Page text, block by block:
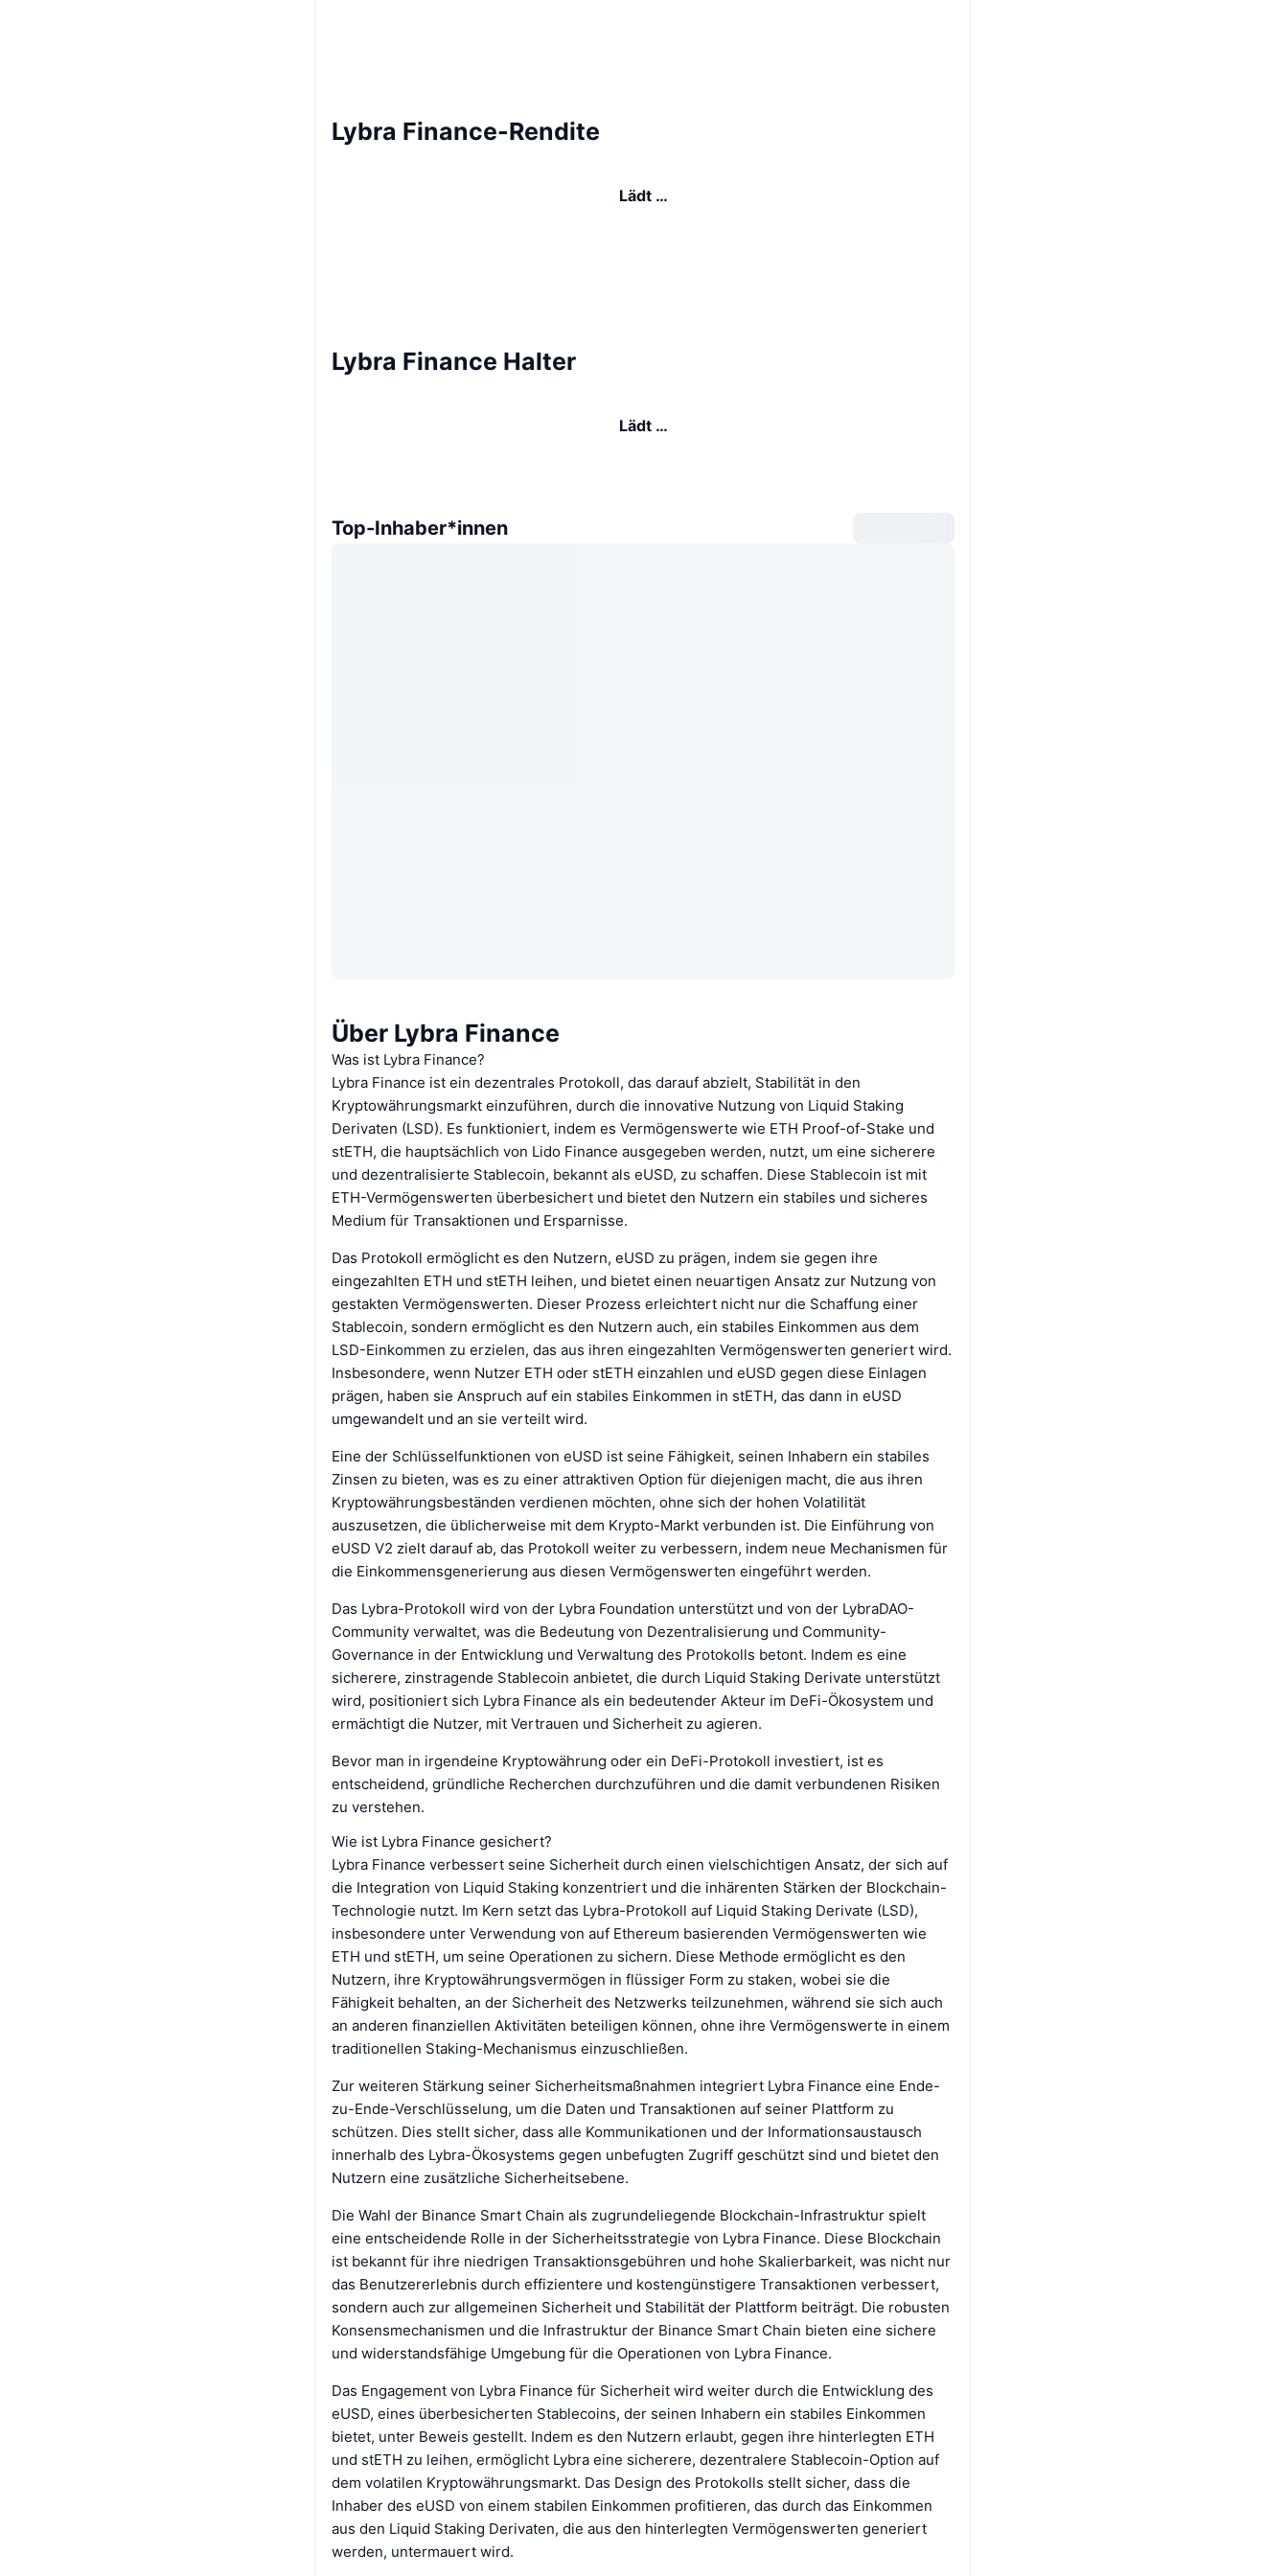
Lybra Finance-Rendite
Lädt …
Lybra Finance Halter
Lädt …
Top-Inhaber*innen
Über Lybra Finance
Was ist Lybra Finance?
Lybra Finance ist ein dezentrales Protokoll, das darauf abzielt, Stabilität in den
Kryptowährungsmarkt einzuführen, durch die innovative Nutzung von Liquid Staking
Derivaten (LSD). Es funktioniert, indem es Vermögenswerte wie ETH Proof-of-Stake und
stETH, die hauptsächlich von Lido Finance ausgegeben werden, nutzt, um eine sicherere
und dezentralisierte Stablecoin, bekannt als eUSD, zu schaffen. Diese Stablecoin ist mit
ETH-Vermögenswerten überbesichert und bietet den Nutzern ein stabiles und sicheres
Medium für Transaktionen und Ersparnisse.
Das Protokoll ermöglicht es den Nutzern, eUSD zu prägen, indem sie gegen ihre
eingezahlten ETH und stETH leihen, und bietet einen neuartigen Ansatz zur Nutzung von
gestakten Vermögenswerten. Dieser Prozess erleichtert nicht nur die Schaffung einer
Stablecoin, sondern ermöglicht es den Nutzern auch, ein stabiles Einkommen aus dem
LSD-Einkommen zu erzielen, das aus ihren eingezahlten Vermögenswerten generiert wird.
Insbesondere, wenn Nutzer ETH oder stETH einzahlen und eUSD gegen diese Einlagen
prägen, haben sie Anspruch auf ein stabiles Einkommen in stETH, das dann in eUSD
umgewandelt und an sie verteilt wird.
Eine der Schlüsselfunktionen von eUSD ist seine Fähigkeit, seinen Inhabern ein stabiles
Zinsen zu bieten, was es zu einer attraktiven Option für diejenigen macht, die aus ihren
Kryptowährungsbeständen verdienen möchten, ohne sich der hohen Volatilität
auszusetzen, die üblicherweise mit dem Krypto-Markt verbunden ist. Die Einführung von
eUSD V2 zielt darauf ab, das Protokoll weiter zu verbessern, indem neue Mechanismen für
die Einkommensgenerierung aus diesen Vermögenswerten eingeführt werden.
Das Lybra-Protokoll wird von der Lybra Foundation unterstützt und von der LybraDAO-
Community verwaltet, was die Bedeutung von Dezentralisierung und Community-
Governance in der Entwicklung und Verwaltung des Protokolls betont. Indem es eine
sicherere, zinstragende Stablecoin anbietet, die durch Liquid Staking Derivate unterstützt
wird, positioniert sich Lybra Finance als ein bedeutender Akteur im DeFi-Ökosystem und
ermächtigt die Nutzer, mit Vertrauen und Sicherheit zu agieren.
Bevor man in irgendeine Kryptowährung oder ein DeFi-Protokoll investiert, ist es
entscheidend, gründliche Recherchen durchzuführen und die damit verbundenen Risiken
zu verstehen.
Wie ist Lybra Finance gesichert?
Lybra Finance verbessert seine Sicherheit durch einen vielschichtigen Ansatz, der sich auf
die Integration von Liquid Staking konzentriert und die inhärenten Stärken der Blockchain-
Technologie nutzt. Im Kern setzt das Lybra-Protokoll auf Liquid Staking Derivate (LSD),
insbesondere unter Verwendung von auf Ethereum basierenden Vermögenswerten wie
ETH und stETH, um seine Operationen zu sichern. Diese Methode ermöglicht es den
Nutzern, ihre Kryptowährungsvermögen in flüssiger Form zu staken, wobei sie die
Fähigkeit behalten, an der Sicherheit des Netzwerks teilzunehmen, während sie sich auch
an anderen finanziellen Aktivitäten beteiligen können, ohne ihre Vermögenswerte in einem
traditionellen Staking-Mechanismus einzuschließen.
Zur weiteren Stärkung seiner Sicherheitsmaßnahmen integriert Lybra Finance eine Ende-
zu-Ende-Verschlüsselung, um die Daten und Transaktionen auf seiner Plattform zu
schützen. Dies stellt sicher, dass alle Kommunikationen und der Informationsaustausch
innerhalb des Lybra-Ökosystems gegen unbefugten Zugriff geschützt sind und bietet den
Nutzern eine zusätzliche Sicherheitsebene.
Die Wahl der Binance Smart Chain als zugrundeliegende Blockchain-Infrastruktur spielt
eine entscheidende Rolle in der Sicherheitsstrategie von Lybra Finance. Diese Blockchain
ist bekannt für ihre niedrigen Transaktionsgebühren und hohe Skalierbarkeit, was nicht nur
das Benutzererlebnis durch effizientere und kostengünstigere Transaktionen verbessert,
sondern auch zur allgemeinen Sicherheit und Stabilität der Plattform beiträgt. Die robusten
Konsensmechanismen und die Infrastruktur der Binance Smart Chain bieten eine sichere
und widerstandsfähige Umgebung für die Operationen von Lybra Finance.
Das Engagement von Lybra Finance für Sicherheit wird weiter durch die Entwicklung des
eUSD, eines überbesicherten Stablecoins, der seinen Inhabern ein stabiles Einkommen
bietet, unter Beweis gestellt. Indem es den Nutzern erlaubt, gegen ihre hinterlegten ETH
und stETH zu leihen, ermöglicht Lybra eine sicherere, dezentralere Stablecoin-Option auf
dem volatilen Kryptowährungsmarkt. Das Design des Protokolls stellt sicher, dass die
Inhaber des eUSD von einem stabilen Einkommen profitieren, das durch das Einkommen
aus den Liquid Staking Derivaten, die aus den hinterlegten Vermögenswerten generiert
werden, untermauert wird.